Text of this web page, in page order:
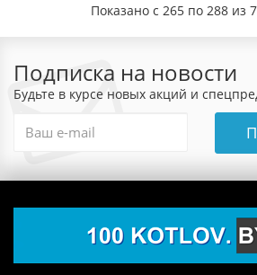
Показано с 265 по 288 из
Подписка на новости
Будьте в курсе новых акций и